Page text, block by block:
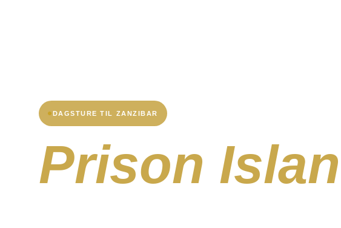
DAGSTURE TIL ZANZIBAR
Prison